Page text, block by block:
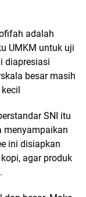
adalah
UMKM untuk uji
diapresiasi
besar masih
SNI itu
menyampaikan
ini disiapkan
agar produk